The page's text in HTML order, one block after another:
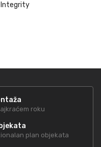
Integrity
roku
plan objekata